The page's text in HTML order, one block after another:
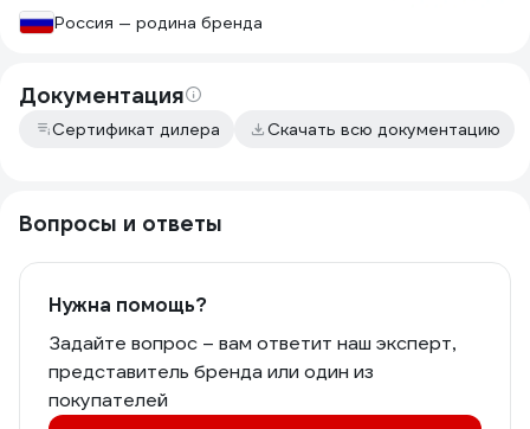
Россия — родина бренда
Документация
Сертификат дилера Скачать всю документацию
Вопросы и ответы
Нужна помощь?
Задайте вопрос – вам ответит наш эксперт,
представитель бренда или один из
покупателей